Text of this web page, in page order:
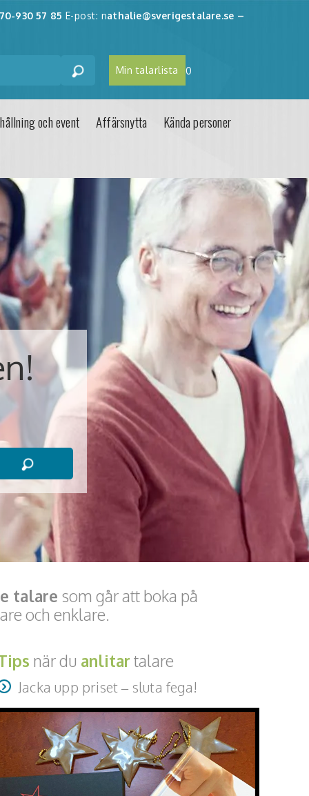
930 57 85 E-post: nathalie@sverigestalare.se –
Min talarlista 0
och event Affärsnytta
Kända personer
talare som går att boka på
och enklare.
när du anlitar talare
Jacka upp priset – sluta fega!